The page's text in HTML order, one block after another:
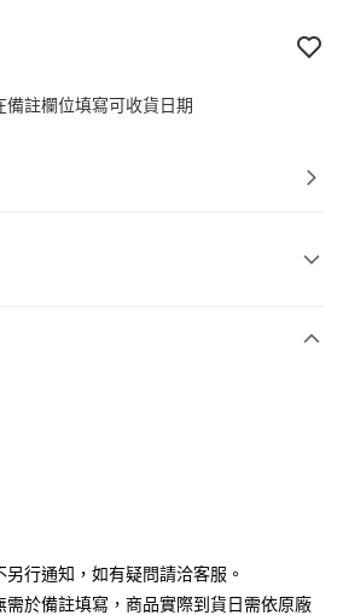
註欄位填寫可收貨日期
含以上)免運費
行通知，如有疑問請洽客服。
於備註填寫，商品實際到貨日需依原廠